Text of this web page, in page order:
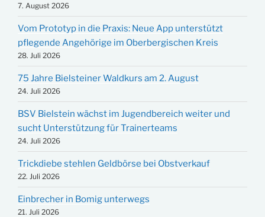
7. August 2026
Vom Prototyp in die Praxis: Neue App unterstützt
pflegende Angehörige im Oberbergischen Kreis
28. Juli 2026
75 Jahre Bielsteiner Waldkurs am 2. August
24. Juli 2026
BSV Bielstein wächst im Jugendbereich weiter und
sucht Unterstützung für Trainerteams
24. Juli 2026
Trickdiebe stehlen Geldbörse bei Obstverkauf
22. Juli 2026
Einbrecher in Bomig unterwegs
21. Juli 2026